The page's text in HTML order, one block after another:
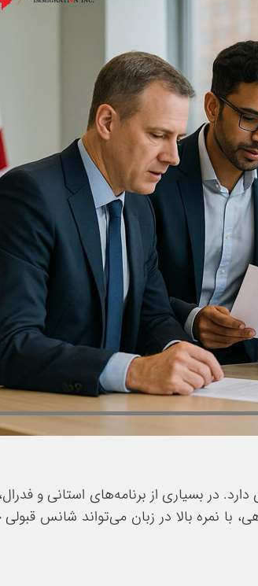
در بسیاری از برنامه‌های استانی و
با نمره بالا در زبان می‌تواند شانس